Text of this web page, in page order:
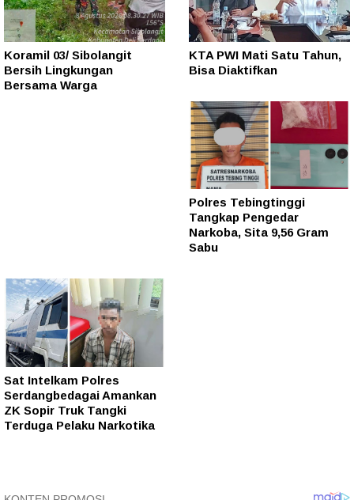
Koramil 03/ Sibolangit
Bersih Lingkungan
Bersama Warga
KTA PWI Mati Satu Tahun,
Bisa Diaktifkan
Polres Tebingtinggi
Tangkap Pengedar
Narkoba, Sita 9,56 Gram
Sabu
Sat Intelkam Polres
Serdangbedagai Amankan
ZK Sopir Truk Tangki
Terduga Pelaku Narkotika